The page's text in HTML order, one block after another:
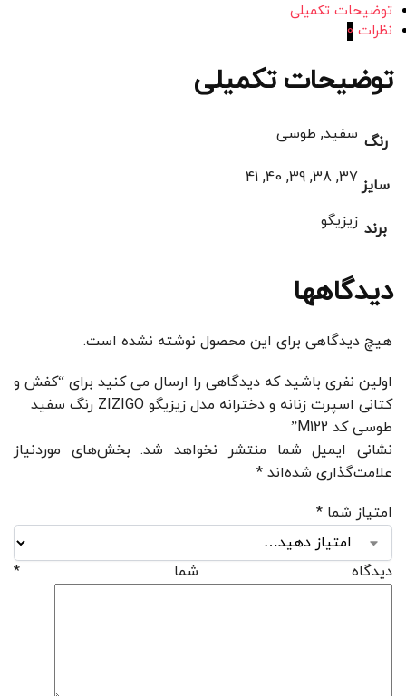
توضیحات تکمیلی
نظرات 0
توضیحات تکمیلی
رنگ سفید, طوسی
سایز 37, 38, 39, 40, 41
برند زیزیگو
دیدگاهها
هیچ دیدگاهی برای این محصول نوشته نشده است.
اولین نفری باشید که دیدگاهی را ارسال می کنید برای “کفش و
کتانی اسپرت زنانه و دخترانه مدل زیزیگو ZIZIGO رنگ سفید
طوسی کد M122”
نشانی ایمیل شما منتشر نخواهد شد. بخش‌های موردنیاز
علامت‌گذاری شده‌اند *
امتیاز شما *
دیدگاه شما *